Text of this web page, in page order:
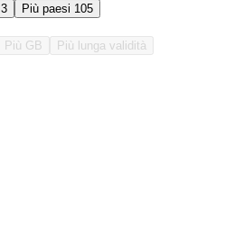
3 Più paesi 105
Più GB Più lunga validità